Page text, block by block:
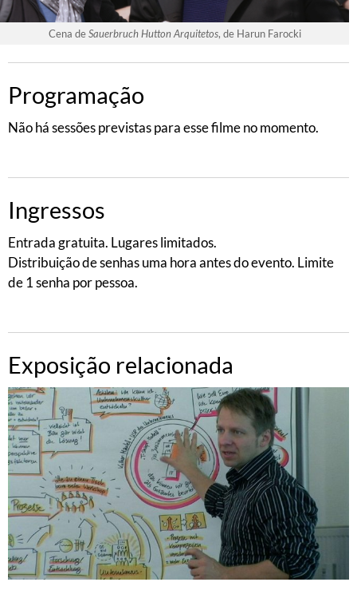
Cena deSauerbruch Hutton Arquitetos, de Harun Farocki
Programação
Não há sessões previstas para esse filme no momento.
Ingressos
Entrada gratuita. Lugares limitados.
Distribuição de senhas uma hora antes do evento. Limite
de 1 senha por pessoa.
Exposição relacionada